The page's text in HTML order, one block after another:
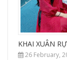
KHAI XUÂN
26 February,